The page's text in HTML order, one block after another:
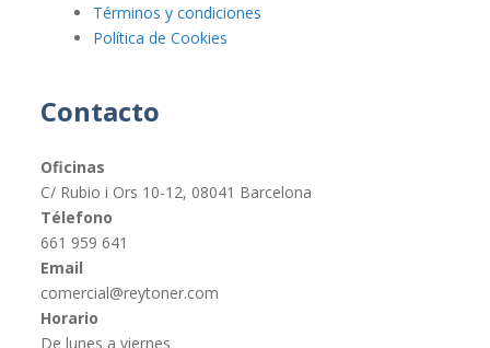
Términos y condiciones
Política de Cookies
Contacto
Oficinas
C/ Rubio i Ors 10-12, 08041 Barcelona
Télefono
661 959 641
Email
comercial@reytoner.com
Horario
De lunes a viernes